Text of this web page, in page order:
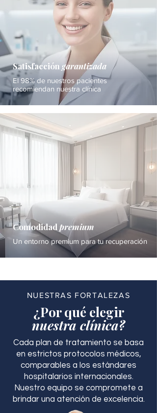
Satisfacción garantizada
El 98% de nuestros pacientes
recomiendan nuestra clínica
Comodidad premium
Un entorno premium para tu recuperación
NUESTRAS FORTALEZAS
¿Por qué elegir
nuestra clínica?
Cada plan de tratamiento se basa
en estrictos protocolos médicos,
comparables a los estándares
hospitalarios internacionales.
Nuestro equipo se compromete a
brindar una atención de excelencia.